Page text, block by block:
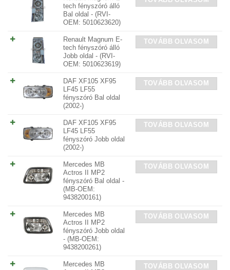
tech fényszóró álló
Bal oldal - (RVI-
OEM: 5010623620)
Renault Magnum E-
tech fényszóró álló
Jobb oldal - (RVI-
OEM: 5010623619)
TOVÁBB OLVASOM
DAF XF105 XF95
LF45 LF55
fényszóró Bal oldal
(2002-)
TOVÁBB OLVASOM
DAF XF105 XF95
LF45 LF55
fényszóró Jobb oldal
(2002-)
TOVÁBB OLVASOM
Mercedes MB
Actros II MP2
fényszóró Bal oldal -
(MB-OEM:
9438200161)
TOVÁBB OLVASOM
Mercedes MB
Actros II MP2
fényszóró Jobb oldal
- (MB-OEM:
9438200261)
TOVÁBB OLVASOM
Mercedes MB
TOVÁBB OLVASOM